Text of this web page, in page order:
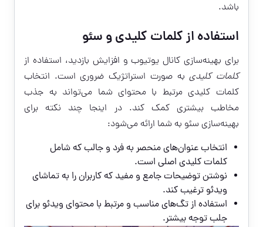
باشد.
استفاده از کلمات کلیدی و سئو
برای بهینه‌سازی کانال یوتیوب و افزایش بازدید، استفاده از
کلمات کلیدیبه صورت استراتژیک ضروری است. انتخاب
کلمات کلیدی مرتبط با محتوای شما می‌تواند به جذب
مخاطب بیشتری کمک کند. در اینجا چند نکته برای
بهینه‌سازی سئو به شما ارائه می‌شود:
انتخاب عنوان‌های منحصر به فرد و جالب که شامل
کلمات کلیدی اصلی است.
نوشتن توضیحات جامع و مفید که کاربران را به تماشای
ویدئو ترغیب کند.
استفاده از تگ‌های مناسب و مرتبط با محتوای ویدئو برای
جلب توجه بیشتر.